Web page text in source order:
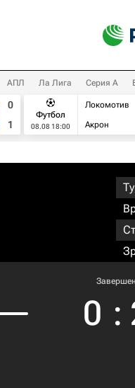
АПЛ Ла Лига Серия А
0
1
Футбол
08.08 18:00
Локомотив
Акрон
Завершен
0 :